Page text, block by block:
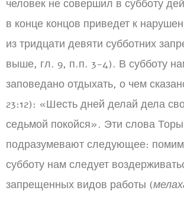
человек не совершил в субботу
в конце концов приведет к
из тридцати девяти субботних
выше, гл. 9, п.п. 3-4). В субботу
заповедано отдыхать, о чем
23:12): «Шесть дней делай дела
седьмой покойся». Эти слова Торы
подразумевают следующее:
субботу нам следует
запрещенных видов работы (